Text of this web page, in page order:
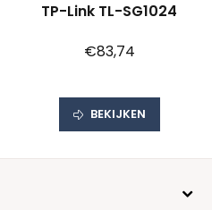
TP-Link TL-SG1024
€83,74
BEKIJKEN